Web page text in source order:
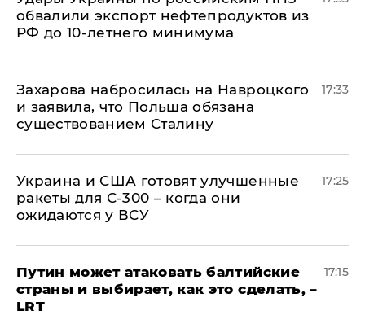
обвалили экспорт нефтепродуктов из
РФ до 10-летнего минимума
​Захарова набросилась на Навроцкого
и заявила, что Польша обязана
существованием Сталину
17:33
Украина и США готовят улучшенные
ракеты для С-300 – когда они
ожидаются у ВСУ
17:25
Путин может атаковать балтийские
страны и выбирает, как это сделать, –
LRT
17:15